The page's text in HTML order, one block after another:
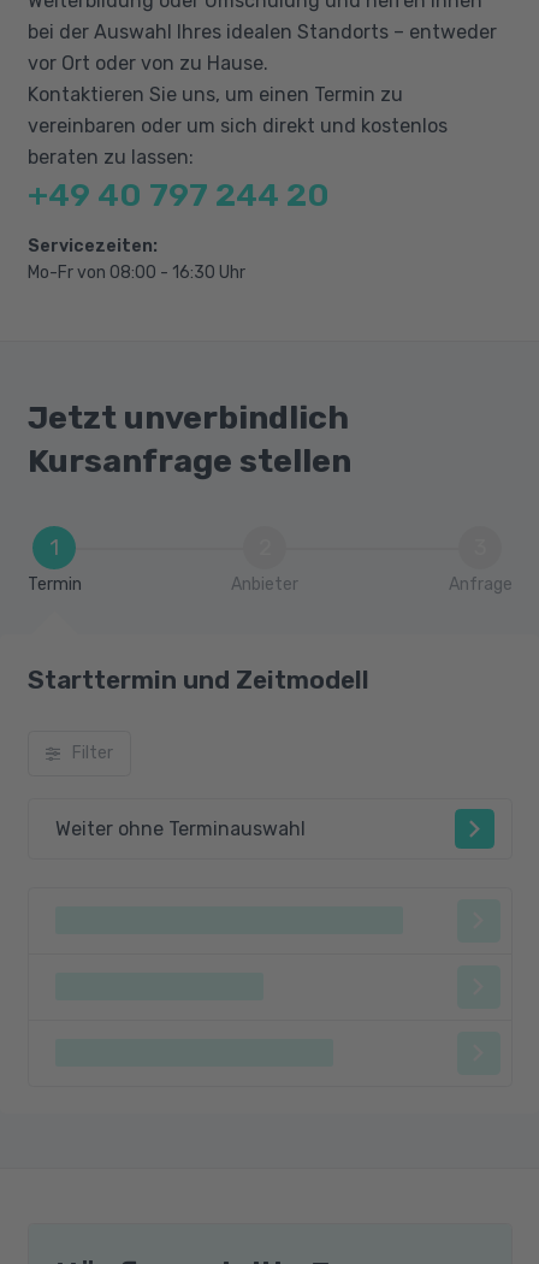
Bootstrap
bei der Auswahl Ihres idealen Standorts – entweder
vor Ort oder von zu Hause.
Kontaktieren Sie uns, um einen Termin zu
vereinbaren oder um sich direkt und kostenlos
beraten zu lassen:
+49 40 797 244 20
Servicezeiten:
Mo-Fr von 08:00 - 16:30 Uhr
Jetzt unverbindlich
Kursanfrage stellen
1
Termin Anbieter Anfrage
Starttermin und Zeitmodell
Filter
Weiter ohne Terminauswahl